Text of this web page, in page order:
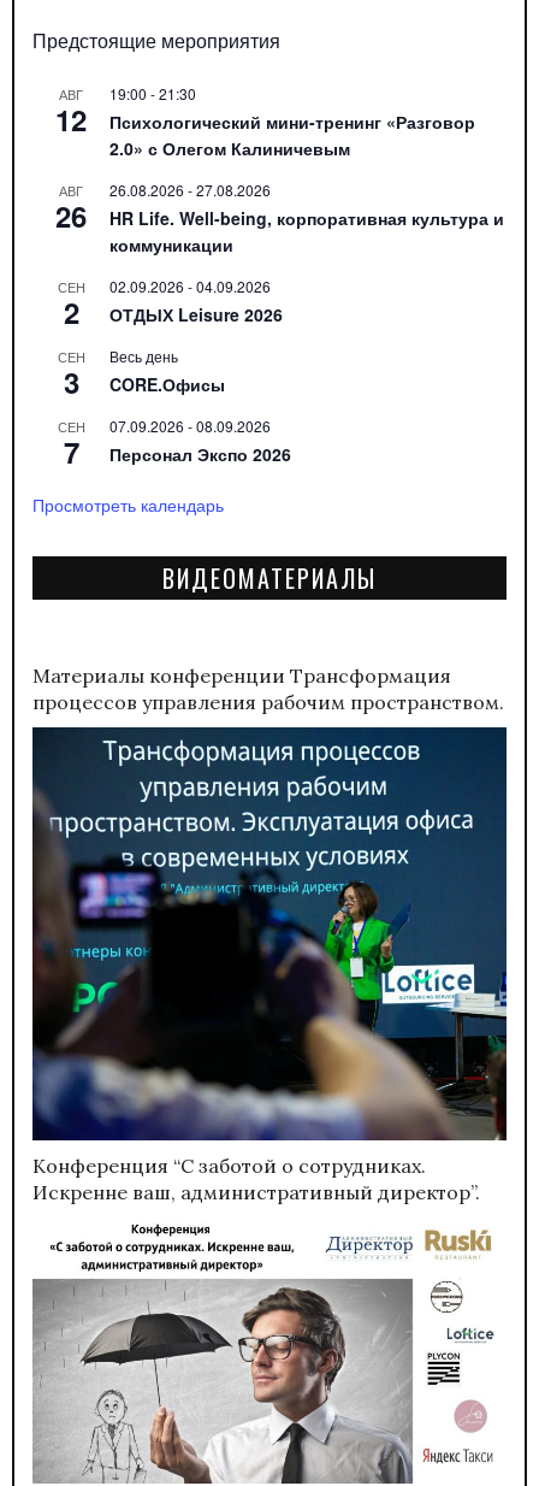
Предстоящие мероприятия
АВГ
12
19:00 -21:30
Психологический мини-тренинг «Разговор
2.0» с Олегом Калиничевым
АВГ
26
26.08.2026 -27.08.2026
HR Life. Well-being, корпоративная культура и
коммуникации
СЕН
2
02.09.2026 -04.09.2026
ОТДЫХ Leisure 2026
СЕН
3
Весь день
CORE.Офисы
СЕН
7
07.09.2026 -08.09.2026
Персонал Экспо 2026
Просмотреть календарь
ВИДЕОМАТЕРИАЛЫ
Материалы конференции Трансформация
процессов управления рабочим пространством.
Конференция “С заботой о сотрудниках.
Искренне ваш, административный директор”.